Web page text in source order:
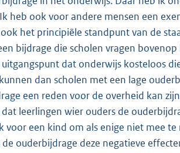
heb ook voor andere mensen een
het principiële standpunt van de
bijdrage die scholen vragen
dat onderwijs kosteloos
dan scholen met een lage
een reden voor de overheid kan
leerlingen wier ouders de
een kind om als enige niet mee te
ouderbijdrage deze negatieve